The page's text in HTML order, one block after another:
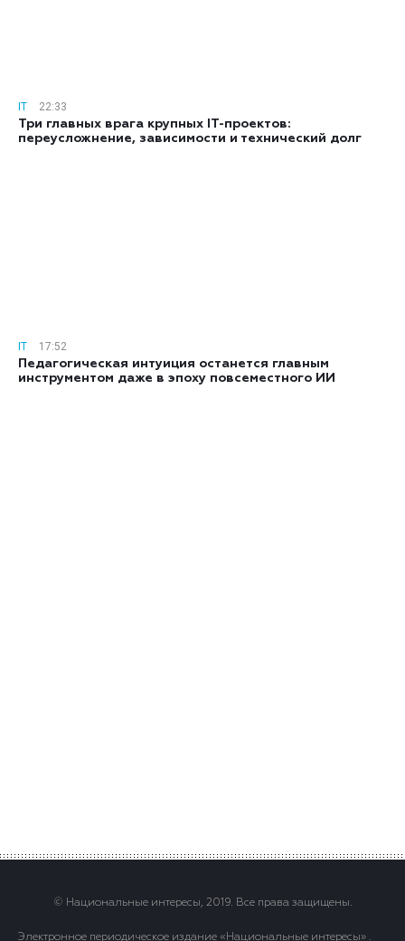
IT
22:33
Три главных врага крупных IT-проектов:
переусложнение, зависимости и технический долг
IT
17:52
Педагогическая интуиция останется главным
инструментом даже в эпоху повсеместного ИИ
© Национальные интересы, 2019. Все права защищены.
Электронное периодическое издание «Национальные интересы» .